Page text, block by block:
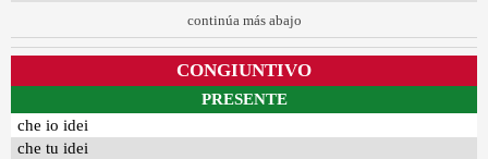
continúa más abajo
CONGIUNTIVO
PRESENTE
che io idei
che tu idei